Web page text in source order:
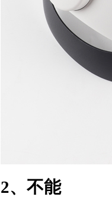
2、不能